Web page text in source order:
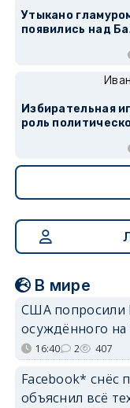
Утыкано
появились над
Избирательная
роль
В мире
США попросили
осуждённого на
16:40 2 407
Facebook* снёс
объяснил всё